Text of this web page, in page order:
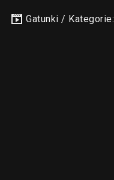
Gatunki / Kategorie: